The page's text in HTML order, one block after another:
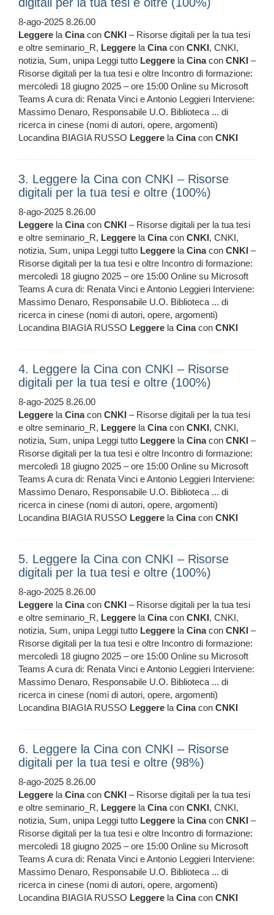
digitali per la tua tesi e oltre (100%)
8-ago-2025 8.26.00
Leggere laCinacon CNKI – Risorse digitali per la tua tesi
e oltre seminario_R, Leggere laCinacon CNKI, CNKI,
notizia, Sum, unipa Leggi tutto Leggere laCinacon CNKI –
Risorse digitali per la tua tesi e oltre Incontro di formazione:
mercoledì 18 giugno 2025 – ore 15:00 Online su Microsoft
Teams A cura di: Renata Vinci e Antonio Leggieri Interviene:
Massimo Denaro, Responsabile U.O. Biblioteca ... di
ricerca in cinese (nomi di autori, opere, argomenti)
Locandina BIAGIA RUSSO Leggere laCinacon CNKI
3. Leggere la Cina con CNKI – Risorse
digitali per la tua tesi e oltre (100%)
8-ago-2025 8.26.00
Leggere laCinacon CNKI – Risorse digitali per la tua tesi
e oltre seminario_R, Leggere laCinacon CNKI, CNKI,
notizia, Sum, unipa Leggi tutto Leggere laCinacon CNKI –
Risorse digitali per la tua tesi e oltre Incontro di formazione:
mercoledì 18 giugno 2025 – ore 15:00 Online su Microsoft
Teams A cura di: Renata Vinci e Antonio Leggieri Interviene:
Massimo Denaro, Responsabile U.O. Biblioteca ... di
ricerca in cinese (nomi di autori, opere, argomenti)
Locandina BIAGIA RUSSO Leggere laCinacon CNKI
4. Leggere la Cina con CNKI – Risorse
digitali per la tua tesi e oltre (100%)
8-ago-2025 8.26.00
Leggere laCinacon CNKI – Risorse digitali per la tua tesi
e oltre seminario_R, Leggere laCinacon CNKI, CNKI,
notizia, Sum, unipa Leggi tutto Leggere laCinacon CNKI –
Risorse digitali per la tua tesi e oltre Incontro di formazione:
mercoledì 18 giugno 2025 – ore 15:00 Online su Microsoft
Teams A cura di: Renata Vinci e Antonio Leggieri Interviene:
Massimo Denaro, Responsabile U.O. Biblioteca ... di
ricerca in cinese (nomi di autori, opere, argomenti)
Locandina BIAGIA RUSSO Leggere laCinacon CNKI
5. Leggere la Cina con CNKI – Risorse
digitali per la tua tesi e oltre (100%)
8-ago-2025 8.26.00
Leggere laCinacon CNKI – Risorse digitali per la tua tesi
e oltre seminario_R, Leggere laCinacon CNKI, CNKI,
notizia, Sum, unipa Leggi tutto Leggere laCinacon CNKI –
Risorse digitali per la tua tesi e oltre Incontro di formazione:
mercoledì 18 giugno 2025 – ore 15:00 Online su Microsoft
Teams A cura di: Renata Vinci e Antonio Leggieri Interviene:
Massimo Denaro, Responsabile U.O. Biblioteca ... di
ricerca in cinese (nomi di autori, opere, argomenti)
Locandina BIAGIA RUSSO Leggere laCinacon CNKI
6. Leggere la Cina con CNKI – Risorse
digitali per la tua tesi e oltre (98%)
8-ago-2025 8.26.00
Leggere laCinacon CNKI – Risorse digitali per la tua tesi
e oltre seminario_R, Leggere laCinacon CNKI, CNKI,
notizia, Sum, unipa Leggi tutto Leggere laCinacon CNKI –
Risorse digitali per la tua tesi e oltre Incontro di formazione:
mercoledì 18 giugno 2025 – ore 15:00 Online su Microsoft
Teams A cura di: Renata Vinci e Antonio Leggieri Interviene:
Massimo Denaro, Responsabile U.O. Biblioteca ... di
ricerca in cinese (nomi di autori, opere, argomenti)
Locandina BIAGIA RUSSO Leggere laCinacon CNKI